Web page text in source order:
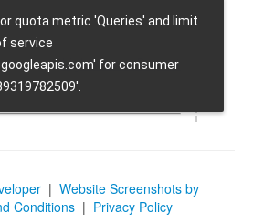
| Website Screenshots by
Conditions | Privacy Policy